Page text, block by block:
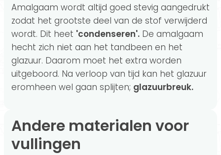
Amalgaam wordt altijd goed stevig aangedrukt
zodat het grootste deel van de stof verwijderd
wordt. Dit heet 'condenseren'. De amalgaam
hecht zich niet aan het tandbeen en het
glazuur. Daarom moet het extra worden
uitgeboord. Na verloop van tijd kan het glazuur
eromheen wel gaan splijten; glazuurbreuk.
Andere materialen voor
vullingen